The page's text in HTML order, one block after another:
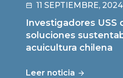
11 SEPTIEMBRE, 2024
Investigadores USS
soluciones
acuicultura chilena
Leer noticia